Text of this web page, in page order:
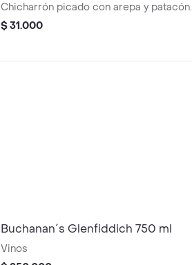
Chicharrón picado con arepa y patacón.
$ 31.000
Buchanan´s Glenfiddich 750 ml
Vinos